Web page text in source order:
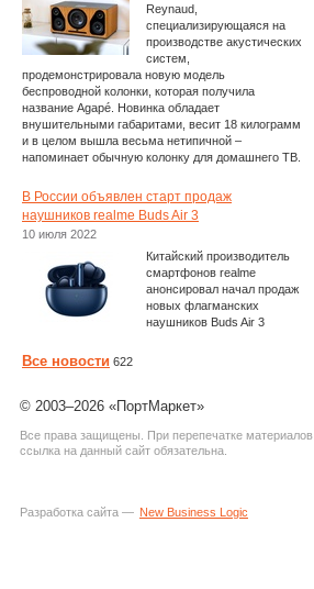
Reynaud,
специализирующаяся на
производстве акустических
систем,
продемонстрировала новую модель
беспроводной колонки, которая получила
название Agapé. Новинка обладает
внушительными габаритами, весит 18 килограмм
и в целом вышла весьма нетипичной –
напоминает обычную колонку для домашнего ТВ.
В России объявлен старт продаж
наушников realme Buds Air 3
10 июля 2022
Китайский производитель
смартфонов realme
анонсировал начал продаж
новых флагманских
наушников Buds Air 3
Все новости 622
© 2003–2026 «ПортМаркет»
Все права защищены. При перепечатке материалов
ссылка на данный сайт обязательна.
Разработка сайта — New Business Logic